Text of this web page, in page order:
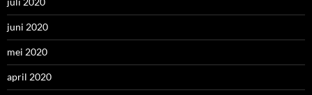
juni 2020
mei 2020
april 2020